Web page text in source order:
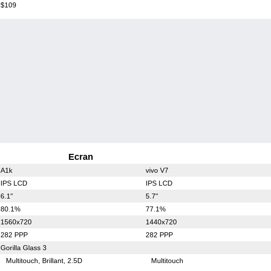
$109
Ecran
A1k vivo V7
IPS LCD IPS LCD
6.1" 5.7"
80.1% 77.1%
1560x720 1440x720
282 PPP 282 PPP
Gorilla Glass 3
Multitouch Brillant 2.5D Multitouch